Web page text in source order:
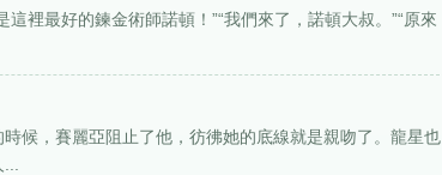
裡最好的鍊金術師諾頓！”“我們來了，諾頓大叔。”“原來
候，賽麗亞阻止了他，彷彿她的底線就是親吻了。龍星也